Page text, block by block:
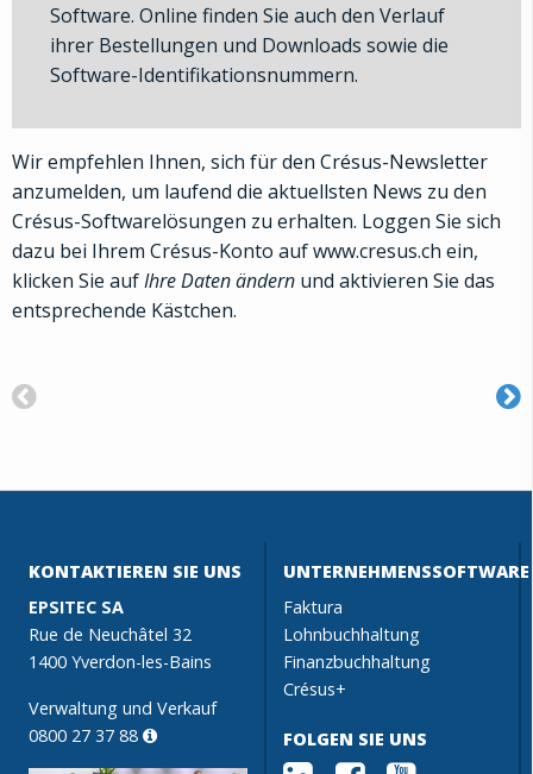
Software. Online finden Sie auch den Verlauf
ihrer Bestellungen und Downloads sowie die
Software-Identifikationsnummern.
Wir empfehlen Ihnen, sich für den Crésus-Newsletter
anzumelden, um laufend die aktuellsten News zu den
Crésus-Softwarelösungen zu erhalten. Loggen Sie sich
dazu bei Ihrem Crésus-Konto auf www.cresus.ch ein,
klicken Sie aufIhre Daten ändern und aktivieren Sie das
entsprechende Kästchen.
KONTAKTIEREN SIE UNS
EPSITEC SA
Rue de Neuchâtel 32
1400 Yverdon-les-Bains
Verwaltung und Verkauf
0800 27 37 88
UNTERNEHMENSSOFTWARE
Faktura
Lohnbuchhaltung
Finanzbuchhaltung
Crésus+
FOLGEN SIE UNS